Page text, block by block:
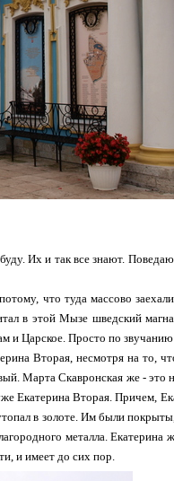
Их и так все знают.
что туда массово
в этой Мызе шведский
и Царское. Просто по
Вторая, несмотря на то,
Марта Скавронская же - это
Екатерина Вторая. Причем,
в золоте. Им были
металла.
и имеет до сих пор.